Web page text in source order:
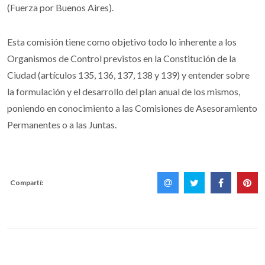
(Fuerza por Buenos Aires).
Esta comisión tiene como objetivo todo lo inherente a los
Organismos de Control previstos en la Constitución de la
Ciudad (artículos 135, 136, 137, 138 y 139) y entender sobre
la formulación y el desarrollo del plan anual de los mismos,
poniendo en conocimiento a las Comisiones de Asesoramiento
Permanentes o a las Juntas.
Compartí: